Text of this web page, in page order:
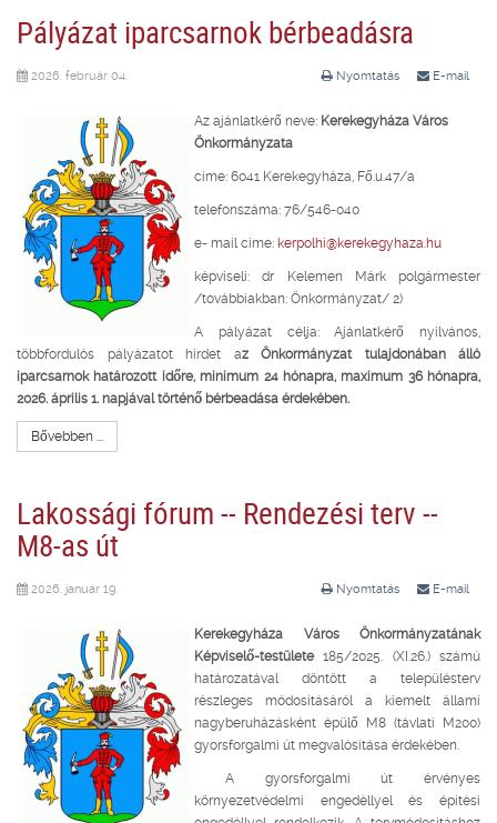
Pályázat iparcsarnok bérbeadásra
Nyomtatás E-mail
2026. február 04.
Az ajánlatkérő neve: Kerekegyháza Város
Önkormányzata
címe: 6041 Kerekegyháza, Fő.u.47/a
telefonszáma: 76/546-040
e- mail címe: kerpolhi@kerekegyhaza.hu
képviseli: dr Kelemen Márk polgármester
/továbbiakban: Önkormányzat/ 2)
A pályázat célja: Ajánlatkérő nyilvános,
többfordulós pályázatot hirdet az Önkormányzat tulajdonában álló
iparcsarnok határozott időre, minimum 24 hónapra, maximum 36 hónapra,
2026. április 1. napjával történő bérbeadása érdekében.
Bővebben ...
Lakossági fórum -- Rendezési terv --
M8-as út
Nyomtatás E-mail
2026. január 19.
Kerekegyháza Város Önkormányzatának
Képviselő-testülete185/2025. (XI.26.) számú
határozatával döntött a településterv
részleges módosításáról a kiemelt állami
nagyberuházásként épülő M8 (távlati M200)
gyorsforgalmi út megvalósítása érdekében.
A gyorsforgalmi út érvényes
környezetvédelmi engedéllyel és építési